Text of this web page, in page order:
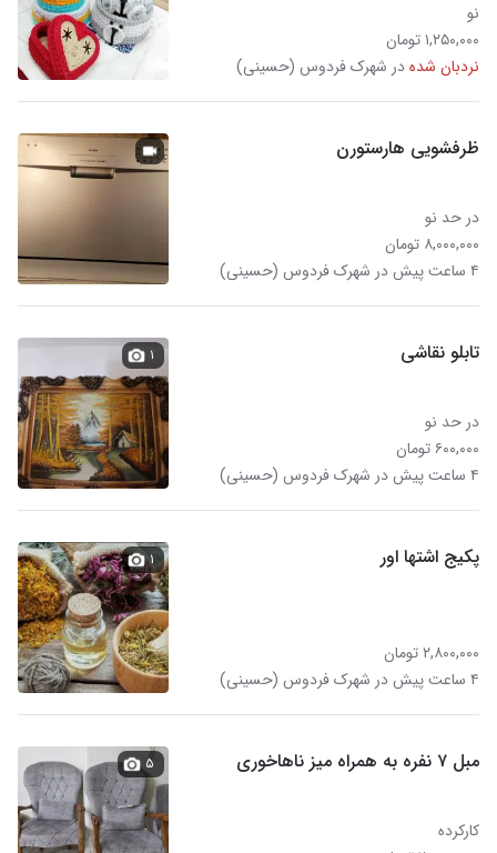
نو
۱,۲۵۰,۰۰۰ تومان
نردبان شدهدر شهرک فردوس (حسینی)
ظرفشویی هارستورن
در حد نو
۸,۰۰۰,۰۰۰ تومان
۴ ساعت پیش در شهرک فردوس (حسینی)
تابلو نقاشی
در حد نو
۶۰۰,۰۰۰ تومان
۴ ساعت پیش در شهرک فردوس (حسینی)
۱
پکیج اشتها اور
۲,۸۰۰,۰۰۰ تومان
۴ ساعت پیش در شهرک فردوس (حسینی)
۱
مبل ۷ نفره به همراه میز ناهاخوری
کارکرده
۵